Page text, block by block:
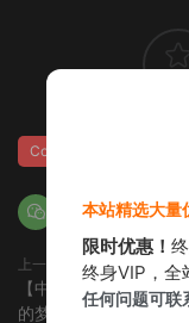
Coloso系列
上一篇
【中文字幕】 C4D完
的梦幻潮流主视觉KV
本站精选大量
限时优惠！
终身VIP，全
任何问题可